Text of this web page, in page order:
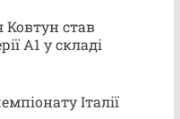
Ковтун став
А1 у складі
Італії